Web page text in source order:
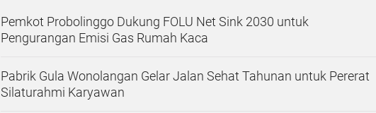
Pemkot Probolinggo Dukung FOLU Net Sink 2030 untuk
Pengurangan Emisi Gas Rumah Kaca
Pabrik Gula Wonolangan Gelar Jalan Sehat Tahunan untuk Pererat
Silaturahmi Karyawan